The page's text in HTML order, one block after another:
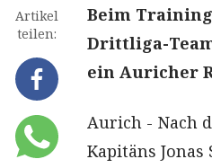
Artikel
teilen:
Beim
Drittliga-
ein Auricher
Aurich - Nach
Kapitäns